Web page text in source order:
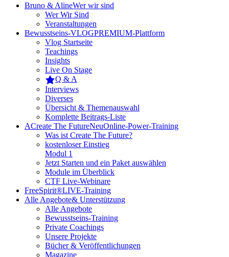
Bruno & AlineWer wir sind
Wer Wir Sind
Veranstaltungen
Bewusstseins-VLOGPREMIUM-Plattform
Vlog Startseite
Teachings
Insights
Live On Stage
Q & A
Interviews
Diverses
Übersicht & Themenauswahl
Komplette Beitrags-Liste
ACreate The FutureNeuOnline-Power-Training
Was ist Create The Future?
kostenloser Einstieg
Modul 1
Jetzt Starten und ein Paket auswählen
Module im Überblick
CTF Live-Webinare
FreeSpirit®LIVE-Training
Alle Angebote& Unterstützung
Alle Angebote
Bewusstseins-Training
Private Coachings
Unsere Projekte
Bücher & Veröffentlichungen
Magazine